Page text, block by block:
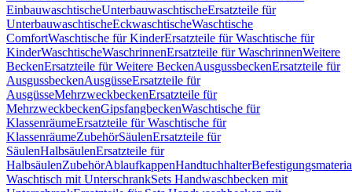
EinbauwaschtischeUnterbauwaschtischeErsatzteile für
UnterbauwaschtischeEckwaschtischeWaschtische
ComfortWaschtische für KinderErsatzteile für Waschtische für
KinderWaschtischeWaschrinnenErsatzteile für WaschrinnenWeitere
BeckenErsatzteile für Weitere BeckenAusgussbeckenErsatzteile für
AusgussbeckenAusgüsseErsatzteile für
AusgüsseMehrzweckbeckenErsatzteile für
MehrzweckbeckenGipsfangbeckenWaschtische für
KlassenräumeErsatzteile für Waschtische für
KlassenräumeZubehörSäulenErsatzteile für
SäulenHalbsäulenErsatzteile für
HalbsäulenZubehörAblaufkappenHandtuchhalter
Waschtisch mit UnterschrankSets Handwaschbecken mit